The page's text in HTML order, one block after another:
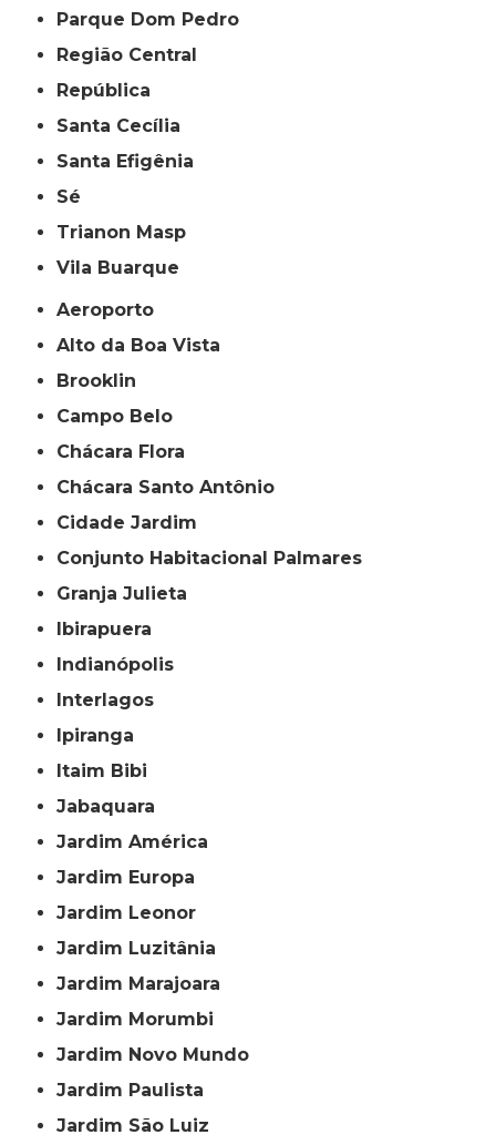
Parque Dom Pedro
Região Central
República
Santa Cecília
Santa Efigênia
Sé
Trianon Masp
Vila Buarque
Aeroporto
Alto da Boa Vista
Brooklin
Campo Belo
Chácara Flora
Chácara Santo Antônio
Cidade Jardim
Conjunto Habitacional Palmares
Granja Julieta
Ibirapuera
Indianópolis
Interlagos
Ipiranga
Itaim Bibi
Jabaquara
Jardim América
Jardim Europa
Jardim Leonor
Jardim Luzitânia
Jardim Marajoara
Jardim Morumbi
Jardim Novo Mundo
Jardim Paulista
Jardim São Luiz